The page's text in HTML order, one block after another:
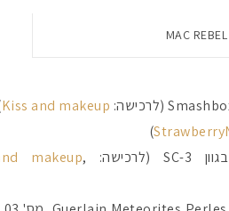
Kiss and makeup
)
makeup,